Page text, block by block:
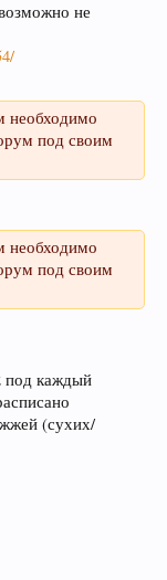
уже
не
т.к.
зачастую
чужом
функция
находить
справа.
не
необходимо
под своим
необходимо
под своим
под каждый
(сухих/